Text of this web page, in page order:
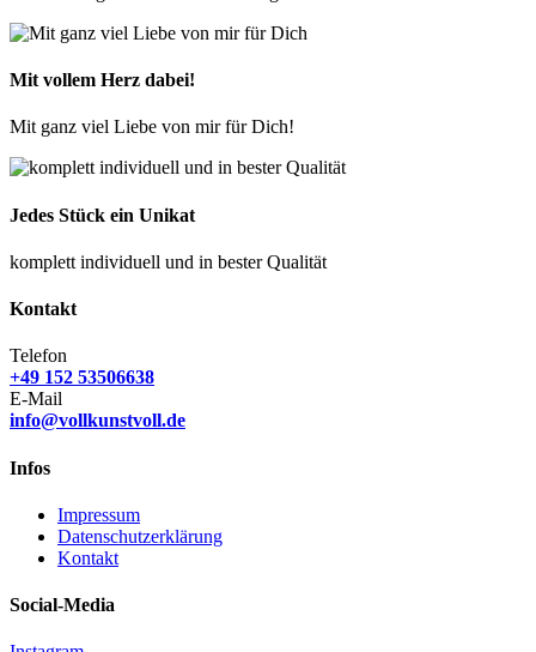
auf.
Die
Optionen
können
auf
Produktseite
gewählt
werden
Mit vollem Herz dabei!
Mit ganz viel Liebe von mir für Dich!
Jedes Stück ein Unikat
komplett individuell und in bester Qualität
Kontakt
Telefon
+49 152 53506638
E-Mail
info@vollkunstvoll.de
Infos
Impressum
Datenschutzerklärung
Kontakt
Social-Media